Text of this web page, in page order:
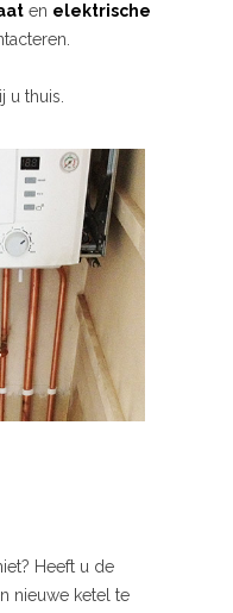
en elektrische
u thuis.
Heeft u de
nieuwe ketel te